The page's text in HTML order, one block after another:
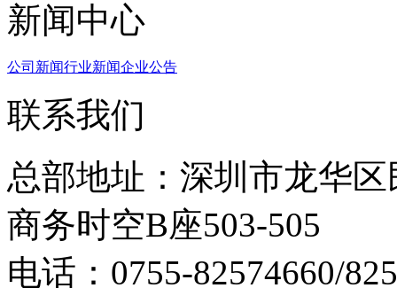
新闻中心
公司新闻行业新闻企业公告
联系我们
总部地址：深圳市龙华
商务时空B座503-505
电话：0755-82574660/